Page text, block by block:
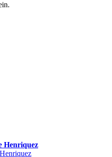
Henriquez